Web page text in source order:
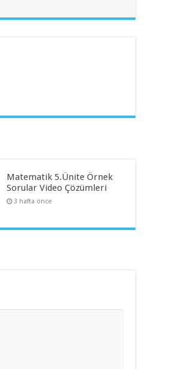
Matematik 5.Ünite Örnek
Sorular Video Çözümleri
3 hafta önce